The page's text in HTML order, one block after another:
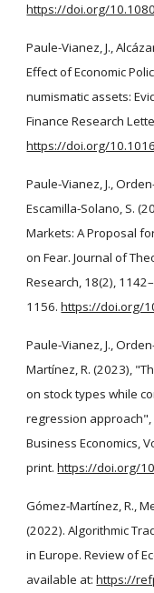
https://doi.org/
Paule-Vianez, J.,
Effect of Economic
numismatic assets:
Finance Research
https://doi.org/
Paule-Vianez, J.,
Escamilla-Solano, S.
Markets: A Proposal
on Fear. Journal of
Research, 18(2), 1142–
1156.https://doi.org/
Paule-Vianez, J.,
Martínez, R. (2023),
on stock types while
regression approach",
Business Economics,
print.https://doi.org/
Gómez-Martínez, R.,
(2022). Algorithmic
in Europe. Review of
available at:https://